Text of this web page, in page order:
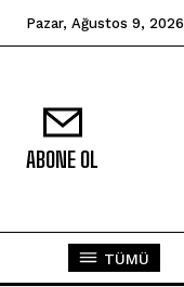
Pazar, Ağustos 9, 2026
ABONE OL
TÜMÜ